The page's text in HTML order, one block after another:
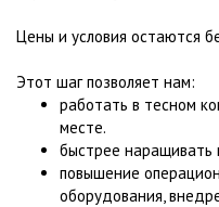
Цены и условия остаются
Этот шаг позволяет нам:
работать в тесном
месте.
быстрее наращивать
повышение
оборудования,